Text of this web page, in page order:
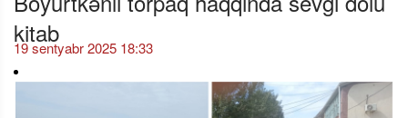
kitab
19 sentyabr 2025 18:33